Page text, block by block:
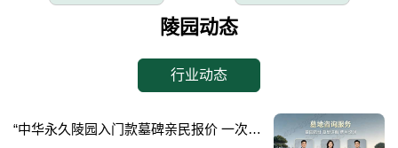
陵园动态
行业动态
“中华永久陵园入门款墓碑亲民报价 一次性付清享折上折：超值安葬方案深度解析”